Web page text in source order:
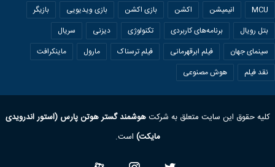
MCU انیمیشن اکشن بازی اکشن بازی ویدیویی
بازیگر
بتل رویال
برنامه‌های کاربردی تکنولوژی دیزنی
سریال
سینمای جهان
فیلم ابرقهرمانی فیلم ترسناک مارول
ماینکرافت
نقد فیلم
هوش مصنوعی
کلیه حقوق این سایت متعلق به شرکتهوشمند گستر هوتن پارس (استور اندرویدی
مایکت) است.